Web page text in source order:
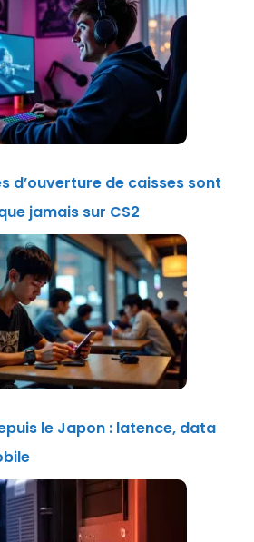
d’ouverture de caisses sont
jamais sur CS2
le Japon : latence, data